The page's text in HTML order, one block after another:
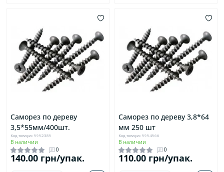
Саморез по дереву
3,5*55мм/400шт.
Код товара: 9992389
В наличии
0
140.00 грн/упак.
Саморез по дереву 3,8*64
мм 250 шт
Код товара: 9994966
В наличии
0
110.00 грн/упак.